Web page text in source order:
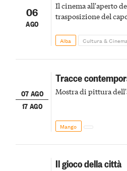
06
AGO
Il cinema all'aperto
trasposizione del
Alba Cultura &
07 AGO
17 AGO
Tracce
Mostra di pittura
Mango
Il gioco della città